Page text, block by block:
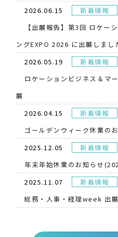
2026.06.15
新着情報
【出展報告】第3回 ロケー
ングEXPO 2026 に出展しまし
2026.05.19
新着情報
ロケーションビジネス＆マ
展
2026.04.15
新着情報
ゴールデンウィーク休業の
2025.12.05
新着情報
年末年始休業のお知らせ
2025.11.07
新着情報
総務・人事・経理week 出